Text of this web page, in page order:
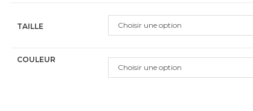
TAILLE Choisir une option
COULEUR
Choisir une option